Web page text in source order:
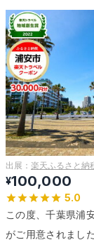
出展： 楽天ふるさと納
¥100,000
5.0
この度、千葉県浦
がご用意されました